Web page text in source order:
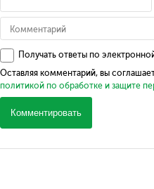
Получать ответы по
Оставляя комментарий, вы
политикой по обработке и защите
Комментировать